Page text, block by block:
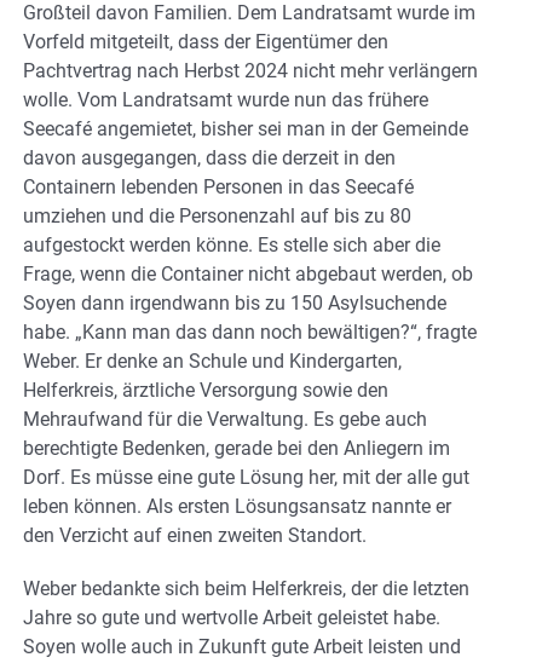
Großteil davon Familien. Dem Landratsamt wurde im
Vorfeld mitgeteilt, dass der Eigentümer den
Pachtvertrag nach Herbst 2024 nicht mehr verlängern
wolle. Vom Landratsamt wurde nun das frühere
Seecafé angemietet, bisher sei man in der Gemeinde
davon ausgegangen, dass die derzeit in den
Containern lebenden Personen in das Seecafé
umziehen und die Personenzahl auf bis zu 80
aufgestockt werden könne. Es stelle sich aber die
Frage, wenn die Container nicht abgebaut werden, ob
Soyen dann irgendwann bis zu 150 Asylsuchende
habe. „Kann man das dann noch bewältigen?“, fragte
Weber. Er denke an Schule und Kindergarten,
Helferkreis, ärztliche Versorgung sowie den
Mehraufwand für die Verwaltung. Es gebe auch
berechtigte Bedenken, gerade bei den Anliegern im
Dorf. Es müsse eine gute Lösung her, mit der alle gut
leben können. Als ersten Lösungsansatz nannte er
den Verzicht auf einen zweiten Standort.
Weber bedankte sich beim Helferkreis, der die letzten
Jahre so gute und wertvolle Arbeit geleistet habe.
Soyen wolle auch in Zukunft gute Arbeit leisten und